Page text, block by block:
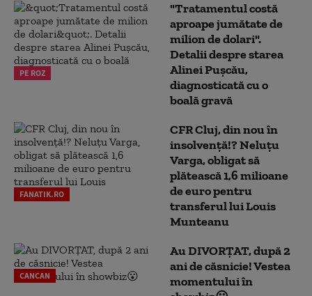
PE ROZ
"Tratamentul costă
aproape jumătate de
milion de dolari".
Detalii despre starea
Alinei Pușcău,
diagnosticată cu o
boală gravă
FANATIK.RO
CFR Cluj, din nou în
insolvență!? Neluțu
Varga, obligat să
plătească 1,6 milioane
de euro pentru
transferul lui Louis
Munteanu
CANCAN
Au DIVORȚAT, după 2
ani de căsnicie! Vestea
momentului în